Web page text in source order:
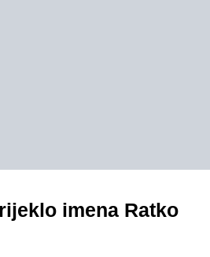
imena Ratko